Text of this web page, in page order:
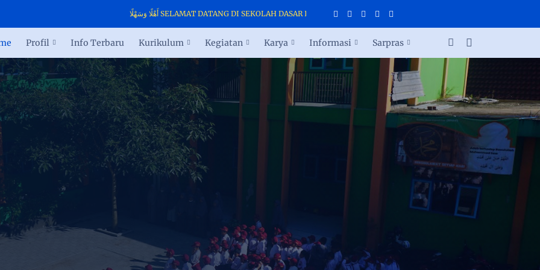
أَهْلًا وَسَهْلًا SELAMAT DATANG DI SEKOLAH DASAR ISLAM TERPADU CAHAYA INSANI PARAKAN
Profil Info Terbaru Kurikulum Kegiatan Karya Informasi Sarpras